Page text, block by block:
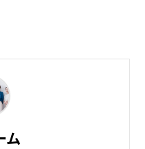
ム